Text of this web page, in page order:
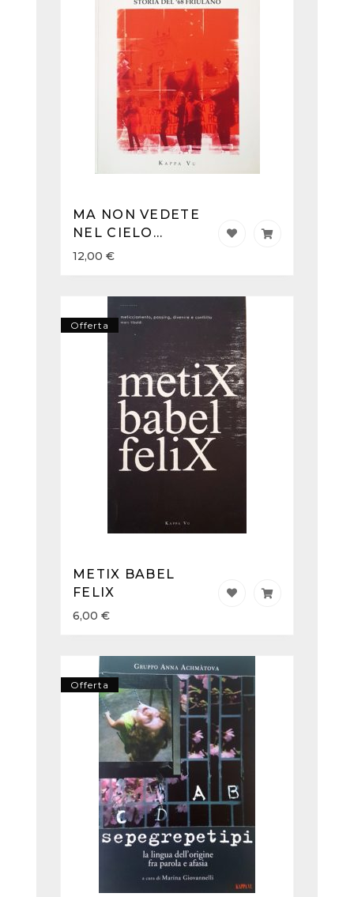
MA NON VEDETE
NEL CIELO...
12,00 €
Offerta
METIX BABEL
FELIX
6,00 €
Offerta